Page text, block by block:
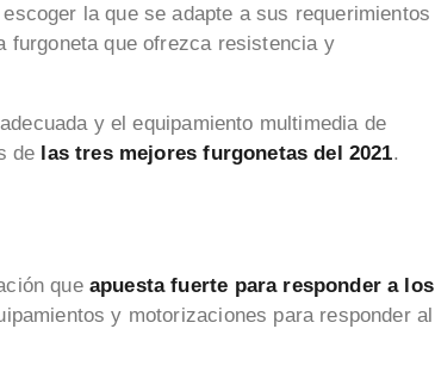
escoger la que se adapte a sus requerimientos
furgoneta que ofrezca resistencia y
y el equipamiento multimedia de
de las tres mejores furgonetas del 2021.
que apuesta fuerte para responder a los
y motorizaciones para responder al